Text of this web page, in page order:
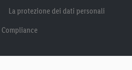
La protezione dei dati personali
Compliance